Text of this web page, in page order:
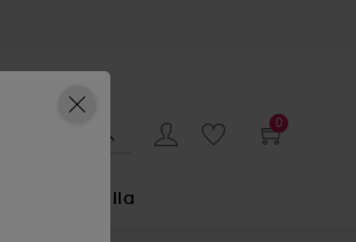
La Milla
0